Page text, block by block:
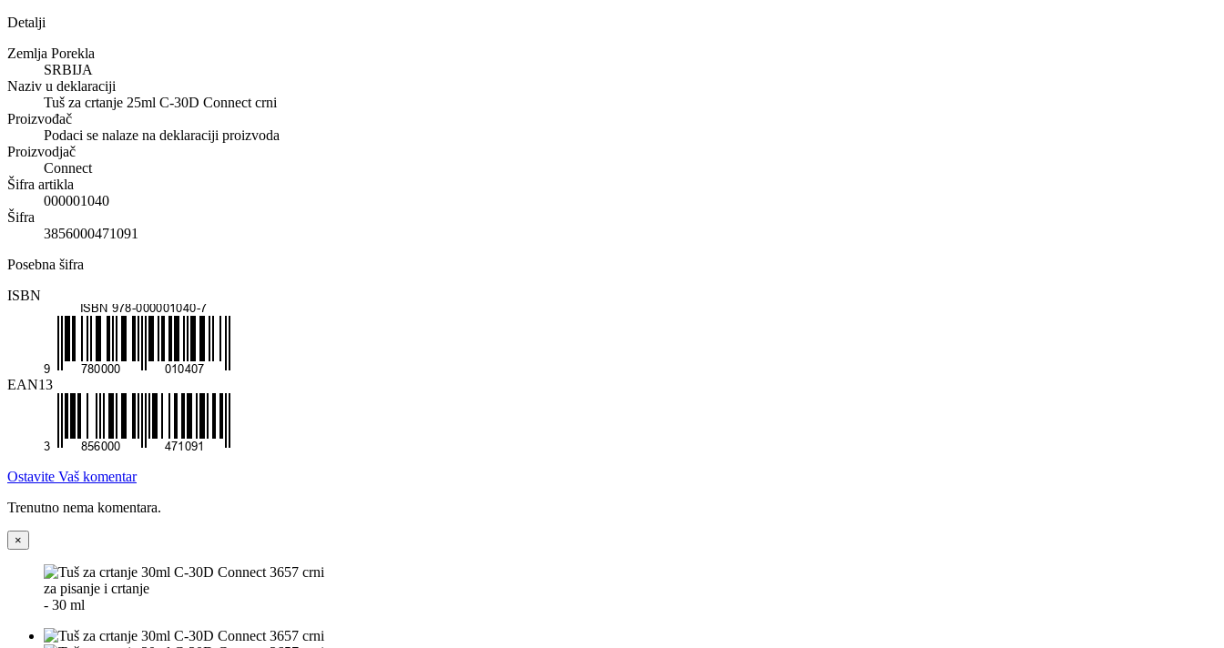
Detalji
Zemlja Porekla
SRBIJA
Naziv u deklaraciji
Tuš za crtanje 25ml C-30D Connect crni
Proizvođač
Podaci se nalaze na deklaraciji proizvoda
Proizvodjač
Connect
Šifra artikla
000001040
Šifra
3856000471091
Posebna šifra
ISBN
EAN13
Ostavite Vaš komentar
Trenutno nema komentara.
×
za pisanje i crtanje
- 30 ml